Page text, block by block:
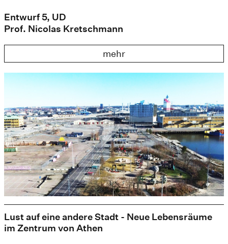
Entwurf 5, UD
Prof. Nicolas Kretschmann
mehr
Lust auf eine andere Stadt - Neue Lebensräume
im Zentrum von Athen